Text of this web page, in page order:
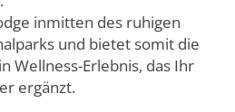
inmitten des ruhigen
und bietet somit die
Wellness-Erlebnis, das Ihr
ergänzt.